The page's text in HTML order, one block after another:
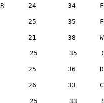
24        34
25        35
21        38
25        35
25        36
26        33
25        33